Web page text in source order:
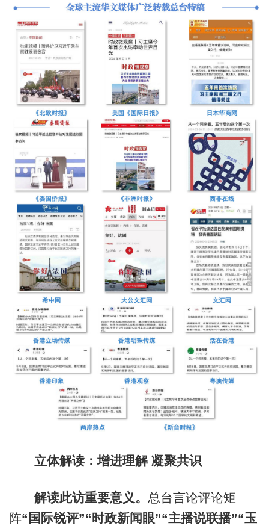
立体解读：增进理解 凝聚共识
解读此访重要意义。 总台言论评论矩
阵“ 国际锐评”“ 时政新闻眼”“主播说联播”“玉